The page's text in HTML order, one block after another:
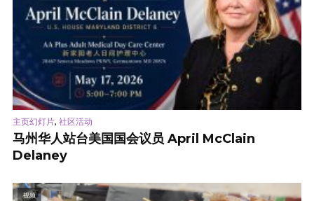
主页幻灯片, 社区活动
马州华人站台美国国会议员 April McClain
Delaney
视频